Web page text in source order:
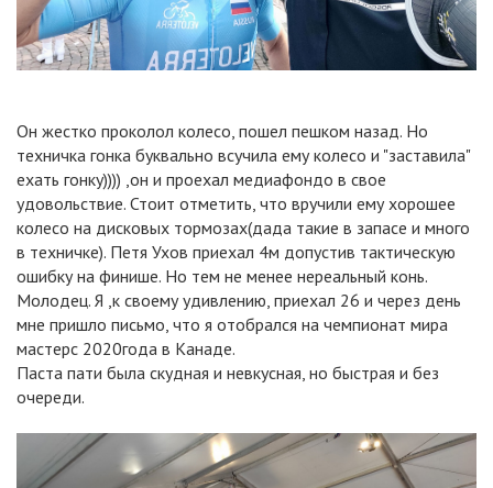
Он жестко проколол колесо, пошел пешком назад. Но
техничка гонка буквально всучила ему колесо и "заставила"
ехать гонку)))) ,он и проехал медиафондо в свое
удовольствие. Стоит отметить, что вручили ему хорошее
колесо на дисковых тормозах(дада такие в запасе и много
в техничке). Петя Ухов приехал 4м допустив тактическую
ошибку на финише. Но тем не менее нереальный конь.
Молодец. Я ,к своему удивлению, приехал 26 и через день
мне пришло письмо, что я отобрался на чемпионат мира
мастерс 2020года в Канаде.
Паста пати была скудная и невкусная, но быстрая и без
очереди.